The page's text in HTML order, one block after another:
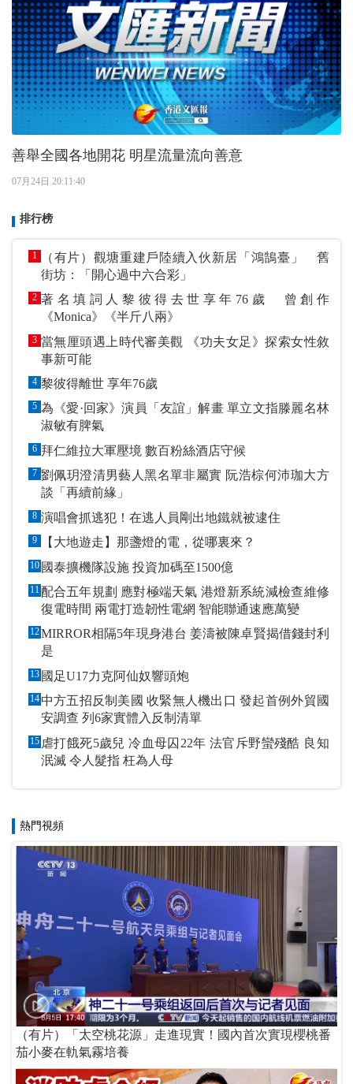
善舉全國各地開花 明星流量流向善意
07月24日 20:11:40
排行榜
1
（有片）觀塘重建戶陸續入伙新居「鴻鵠臺」 舊
街坊：「開心過中六合彩」
2 著名填詞人黎彼得去世享年76歲 曾創作
《Monica》《半斤八兩》
3 當無厘頭遇上時代審美觀 《功夫女足》探索女性敘
事新可能
4 黎彼得離世 享年76歲
5 為《愛·回家》演員「友誼」解畫 單立文指滕麗名林
淑敏有脾氣
6 拜仁維拉大軍壓境 數百粉絲酒店守候
7 劉佩玥澄清男藝人黑名單非屬實 阮浩棕何沛珈大方
談「再續前緣」
8 演唱會抓逃犯！在逃人員剛出地鐵就被逮住
9 【大地遊走】那盞燈的電，從哪裏來？
10 國泰擴機隊設施 投資加碼至1500億
11 配合五年規劃 應對極端天氣 港燈新系統減檢查維修
復電時間 兩電打造韌性電網 智能聯通速應萬變
12MIRROR相隔5年現身港台 姜濤被陳卓賢揭借錢封利
是
13 國足U17力克阿仙奴響頭炮
14 中方五招反制美國 收緊無人機出口 發起首例外貿國
安調查 列6家實體入反制清單
15 虐打餓死5歲兒 冷血母囚22年 法官斥野蠻殘酷 良知
泯滅 令人髮指 枉為人母
熱門視頻
（有片）「太空桃花源」走進現實！國內首次實現櫻桃番
茄小麥在軌氣霧培養